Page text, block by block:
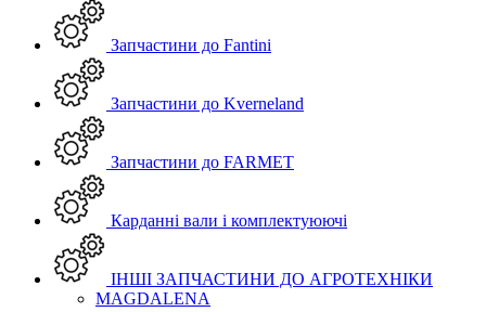
Запчастини до Fantini
Запчастини до Kverneland
Запчастини до FARMET
Карданні вали і комплектуюючі
ІНШІ ЗАПЧАСТИНИ ДО АГРОТЕХНІКИ
MAGDALENA